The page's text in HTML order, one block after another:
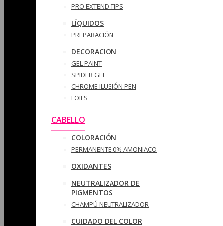
PRO EXTEND TIPS
LÍQUIDOS
PREPARACIÓN
DECORACION
GEL PAINT
SPIDER GEL
CHROME ILUSIÓN PEN
FOILS
CABELLO
COLORACIÓN
PERMANENTE 0% AMONIACO
OXIDANTES
NEUTRALIZADOR DE
PIGMENTOS
CHAMPÚ NEUTRALIZADOR
CUIDADO DEL COLOR